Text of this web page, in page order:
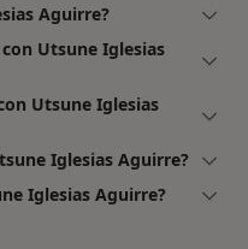
Aguirre?
Utsune Iglesias
Utsune Iglesias
Iglesias Aguirre?
Iglesias Aguirre?